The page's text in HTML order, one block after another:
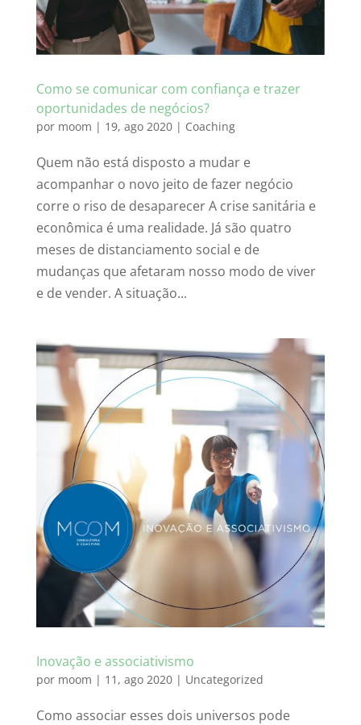
Como se comunicar com confiança e trazer
oportunidades de negócios?
por moom | 19, ago 2020| Coaching
Quem não está disposto a mudar e
acompanhar o novo jeito de fazer negócio
corre o riso de desaparecer A crise sanitária e
econômica é uma realidade. Já são quatro
meses de distanciamento social e de
mudanças que afetaram nosso modo de viver
e de vender. A situação...
Inovação e associativismo
por moom | 11, ago 2020| Uncategorized
Como associar esses dois universos pode